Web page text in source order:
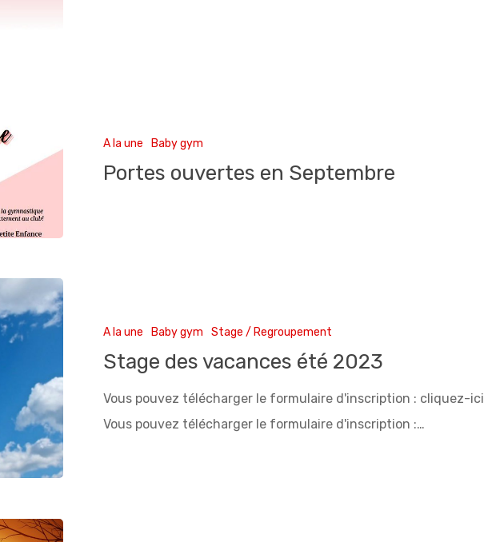
A la une Baby gym
Portes ouvertes en Septembre
A la une Baby gym Stage / Regroupement
Stage des vacances été 2023
Vous pouvez télécharger le formulaire d'inscription : cliquez-ici
Vous pouvez télécharger le formulaire d'inscription :…